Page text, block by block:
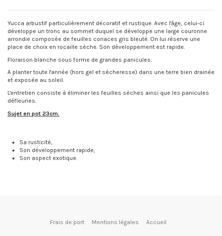
Yucca arbustif particulièrement décoratif et rustique. Avec l'âge, celui-ci
développe un tronc au sommet duquel se développe une large couronne
arrondie composée de feuilles coriaces gris bleuté. On lui réserve une
place de choix en rocaille sèche. Son développement est rapide.
Floraison blanche sous forme de grandes panicules.
A planter toute l'année (hors gel et sécheresse) dans une terre bien drainée
et exposée au soleil.
L'entretien consiste à éliminer les feuilles sèches ainsi que les panicules
défleuries.
Sujet en pot 23cm.
Sa rusticité,
Son développement rapide,
Son aspect exotique.
Frais de port Mentions légales Accueil